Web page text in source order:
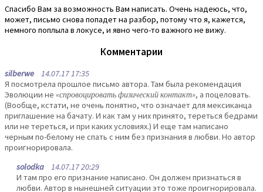
Спасибо Вам за возможность Вам написать. Очень надеюсь, что,
может, письмо снова попадет на разбор, потому что я, кажется,
немного поплыла в локусе, и явно чего-то важного не вижу.
Комментарии
silberwe 14.07.17 17:35
Я посмотрела прошлое письмо автора. Там была рекомендация
Эволюции не «спровоцировать физический контакт», а поцеловать.
(Вообще, кстати, не очень понятно, что означает для мексиканца
приглашение на бачату. И как там у них принято, тереться бедрами
или не тереться, и при каких условиях.) И еще там написано
черным по-белому не спать с ним без признания в любви. Но автор
проигнорировала.
solodka 14.07.17 20:29
И там про его признание написано. Он должен признаться в
любви. Автор в нынешней ситуации это тоже проигнорировала.